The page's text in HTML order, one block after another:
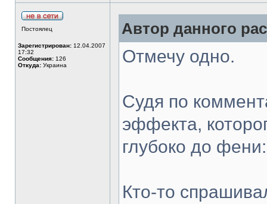
Постоялец
Зарегистрирован: 12.04.2007
17:32
Сообщения: 126
Откуда: Украина
Автор данного
Отмечу одно.
Судя по
эффекта,
глубоко до
Кто-то